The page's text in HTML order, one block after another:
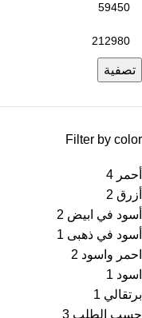
تصفية
Filter by color
أحمر 4
أزرق 2
أسود في ابيض 2
أسود في ذهبى 1
احمر واسود 2
اسود 1
برتقالي 1
حسب الطلب 3